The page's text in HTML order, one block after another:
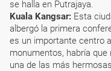
se halla en Putrajaya.
Kuala Kangsar: Esta
albergó la primera
es un importante centro
monumentos, habría que
una de las más